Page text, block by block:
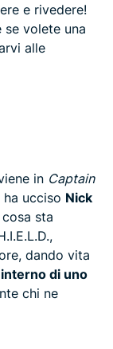
e rivedere!
volete una
alle
in Captain
ucciso Nick
sta
dando vita
di uno
chi ne